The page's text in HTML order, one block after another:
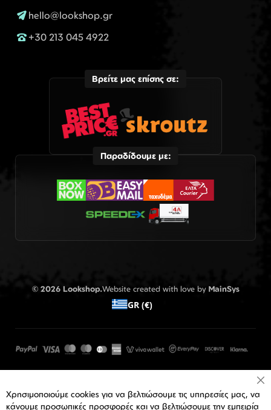
hello@lookshop.gr
+30 213 045 4922
Βρείτε μας επίσης σε:
Παραδίδουμε με:
© 2026 Lookshop.Website created with love by MainSys
GR (€)
Χρησιμοποιούμε cookies για να βελτιώσουμε τις υπηρεσίες μας, να
κάνουμε προσωπικές προσφορές και να βελτιώσουμε την εμπειρία